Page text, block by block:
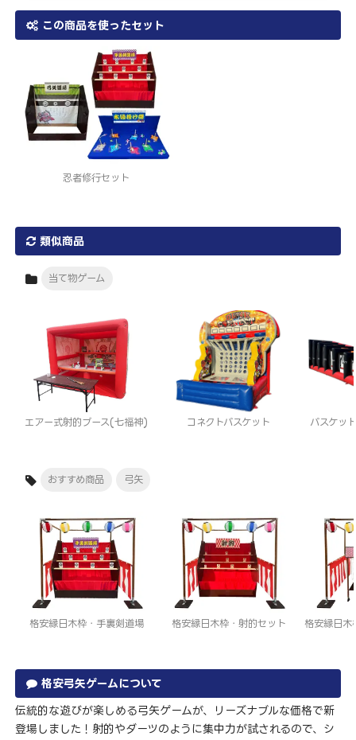
この商品を使ったセット
忍者修行セット
類似商品
当て物ゲーム
エアー式射的ブース(七福神) コネクトバスケット バスケッ
おすすめ商品 弓矢
格安縁日木枠・手裏剣道場 格安縁日木枠・射的セット 格安縁日木
格安弓矢ゲームについて
伝統的な遊びが楽しめる弓矢ゲームが、リーズナブルな価格で新
登場しました！射的やダーツのように集中力が試されるので、シ